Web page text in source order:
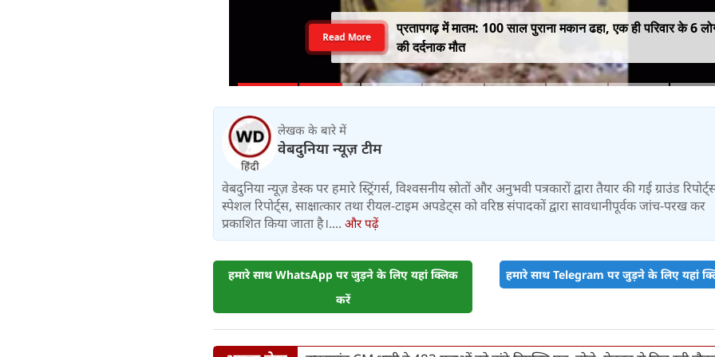
प्रतापगढ़ में मातम: 100 साल पुराना मकान ढहा, एक ही परिवार के 6
की दर्दनाक मौत
Read More
लेखक के बारे में
वेबदुनिया न्यूज़ टीम
वेबदुनिया न्यूज़ डेस्क पर हमारे स्ट्रिंगर्स, विश्वसनीय स्रोतों और अनुभवी पत्रकारों द्वारा तैयार की गई ग्राउंड
स्पेशल रिपोर्ट्स, साक्षात्कार तथा रीयल-टाइम अपडेट्स को वरिष्ठ संपादकों द्वारा सावधानीपूर्वक जांच-परख कर
प्रकाशित किया जाता है।.... और पढ़ें
हमारे साथ WhatsApp पर जुड़ने के लिए यहां क्लिक
करें
हमारे साथ Telegram पर जुड़ने के लिए यहां